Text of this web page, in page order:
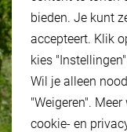
bieden. Je kunt
accepteert. Klik
kies
Wil je alleen
"Weigeren". Meer
cookie- en